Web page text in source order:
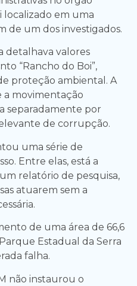
em uma
de um dos investigados.
detalhava valores
“Rancho do Boi”,
proteção ambiental. A
movimentação
separadamente por
de corrupção.
uma série de
Entre elas, está a
relatório de pesquisa,
atuarem sem a
de uma área de 66,6
Estadual da Serra
falha.
não instaurou o